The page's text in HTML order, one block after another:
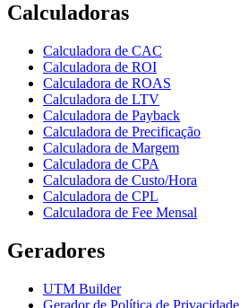
Calculadoras
Calculadora de CAC
Calculadora de ROI
Calculadora de ROAS
Calculadora de LTV
Calculadora de Payback
Calculadora de Precificação
Calculadora de Margem
Calculadora de CPA
Calculadora de Custo/Hora
Calculadora de CPL
Calculadora de Fee Mensal
Geradores
UTM Builder
Gerador de Política de Privacidade